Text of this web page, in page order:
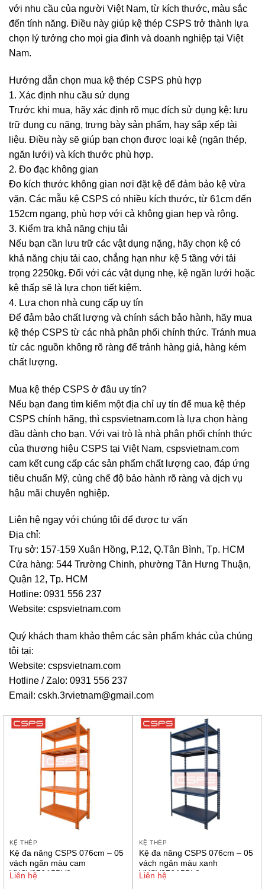
với nhu cầu của người Việt Nam, từ kích thước, màu sắc
đến tính năng. Điều này giúp kệ thép CSPS trở thành lựa
chọn lý tưởng cho mọi gia đình và doanh nghiệp tại Việt
Nam.
Hướng dẫn chọn mua kệ thép CSPS phù hợp
1. Xác định nhu cầu sử dụng
Trước khi mua, hãy xác định rõ mục đích sử dụng kệ: lưu
trữ dụng cụ nặng, trưng bày sản phẩm, hay sắp xếp tài
liệu. Điều này sẽ giúp bạn chọn được loại kệ (ngăn thép,
ngăn lưới) và kích thước phù hợp.
2. Đo đạc không gian
Đo kích thước không gian nơi đặt kệ để đảm bảo kệ vừa
vặn. Các mẫu kệ CSPS có nhiều kích thước, từ 61cm đến
152cm ngang, phù hợp với cả không gian hẹp và rộng.
3. Kiểm tra khả năng chịu tải
Nếu bạn cần lưu trữ các vật dụng nặng, hãy chọn kệ có
khả năng chịu tải cao, chẳng hạn như kệ 5 tầng với tải
trọng 2250kg. Đối với các vật dụng nhẹ, kệ ngăn lưới hoặc
kệ thấp sẽ là lựa chọn tiết kiệm.
4. Lựa chọn nhà cung cấp uy tín
Để đảm bảo chất lượng và chính sách bảo hành, hãy mua
kệ thép CSPS từ các nhà phân phối chính thức. Tránh mua
từ các nguồn không rõ ràng để tránh hàng giả, hàng kém
chất lượng.
Mua kệ thép CSPS ở đâu uy tín?
Nếu bạn đang tìm kiếm một địa chỉ uy tín để mua kệ thép
CSPS chính hãng, thì cspsvietnam.com là lựa chọn hàng
đầu dành cho bạn. Với vai trò là nhà phân phối chính thức
của thương hiệu CSPS tại Việt Nam, cspsvietnam.com
cam kết cung cấp các sản phẩm chất lượng cao, đáp ứng
tiêu chuẩn Mỹ, cùng chế độ bảo hành rõ ràng và dịch vụ
hậu mãi chuyên nghiệp.
Liên hệ ngay với chúng tôi để được tư vấn
Địa chỉ:
Trụ sở: 157-159 Xuân Hồng, P.12, Q.Tân Bình, Tp. HCM
Cửa hàng: 544 Trường Chinh, phường Tân Hưng Thuận,
Quận 12, Tp. HCM
Hotline: 0931 556 237
Website: cspsvietnam.com
Quý khách tham khảo thêm các sản phẩm khác của chúng
tôi tại:
Website: cspsvietnam.com
Hotline / Zalo: 0931 556 237
Email: cskh.3rvietnam@gmail.com
KỆ THÉP
Kệ đa năng CSPS 076cm – 05
vách ngăn màu cam
VNSV076A5BV2
Liên hệ
KỆ THÉP
Kệ đa năng CSPS 076cm – 05
vách ngăn màu xanh
VNSV076A5BL2
Liên hệ